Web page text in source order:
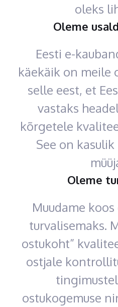
oleks
Oleme
Eesti e-
käekäik on meile
selle eest, et
vastaks
kõrgetele
See on
Oleme
Muudame
turvalisemaks.
ostukoht”
ostjale
ostukogemuse